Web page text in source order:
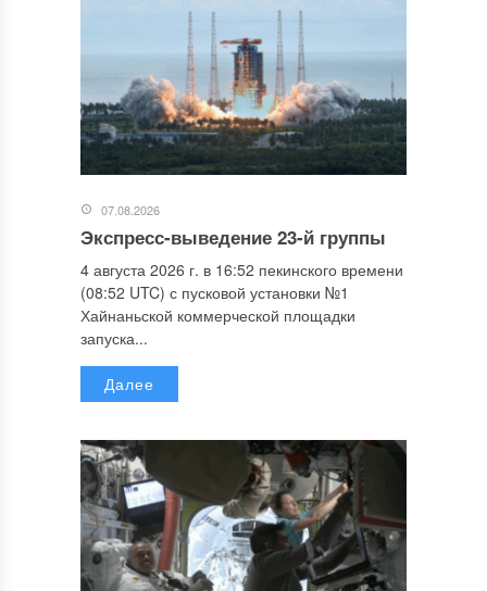
07.08.2026
Экспресс-выведение 23-й группы
4 августа 2026 г. в 16:52 пекинского времени
(08:52 UTC) с пусковой установки №1
Хайнаньской коммерческой площадки
запуска...
Далее